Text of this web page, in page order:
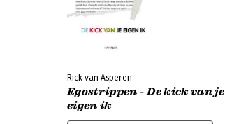
Rick van Asperen
Egostrippen - De kick van je
eigen ik